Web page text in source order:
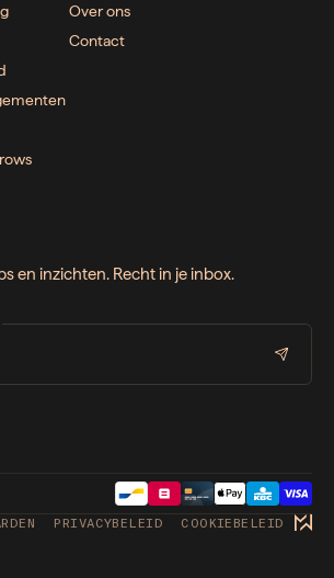
Over ons
Contact
en inzichten. Recht in je inbox.
PRIVACYBELEID COOKIEBELEID